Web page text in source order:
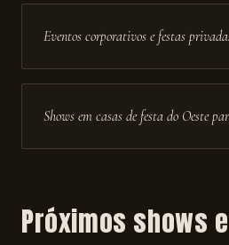
Eventos corporativos e festas
Shows em casas de festa do Oeste
Próximos shows